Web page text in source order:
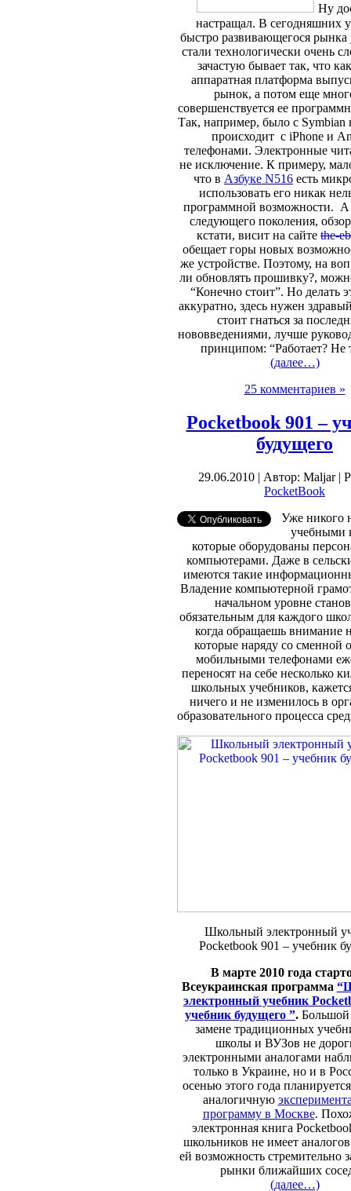
Ну
настращал. В сегодняшних
быстро развивающегося рынка
стали технологически очень
зачастую бывает так, что
аппаратная платформа
рынок, а потом еще
совершенствуется ее
Так, например, было с Symbian
происходит с iPhone и
телефонами. Электронные
не исключение. К примеру,
что в Азбуке N516 есть
использовать его никак
программной возможности.
следующего поколения,
кстати, висит на сайте the-
обещает горы новых
же устройстве. Поэтому, на
ли обновлять прошивку?,
“Конечно стоит”. Но делать
аккуратно, здесь нужен
стоит гнаться за
нововведениями, лучше
принципом: “Работает? Не
(далее…)
25 комментариев »
Pocketbook 901 –
будущего
29.06.2010 | Автор: Maljar |
PocketBook
Уже никого
учебными
которые оборудованы
компьютерами. Даже в
имеются такие
Владение компьютерной
начальном уровне
обязательным для каждого
когда обращаешь внимание
которые наряду со сменной
мобильными телефонами
переносят на себе несколько
школьных учебников,
ничего и не изменилось в
образовательного процесса
Школьный электронный
Pocketbook 901 – учебник
В марте 2010 года
Всеукраинская программа
электронный учебник
учебник будущего ”. Большой
замене традиционных
школы и ВУЗов не
электронными аналогами
только в Украине, но и в
осенью этого года
аналогичную
программу в Москве.
электронная книга
школьников не имеет аналогов
ей возможность стремительно
рынки ближайших
(далее…)